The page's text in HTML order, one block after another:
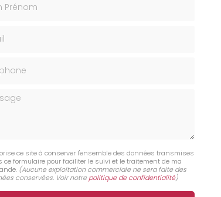
ce site à conserver l'ensemble des données transmises
ce formulaire pour faciliter le suivi et le traitement de ma
(Aucune exploitation commerciale ne sera faite des
conservées. Voir notre politique de confidentialité)